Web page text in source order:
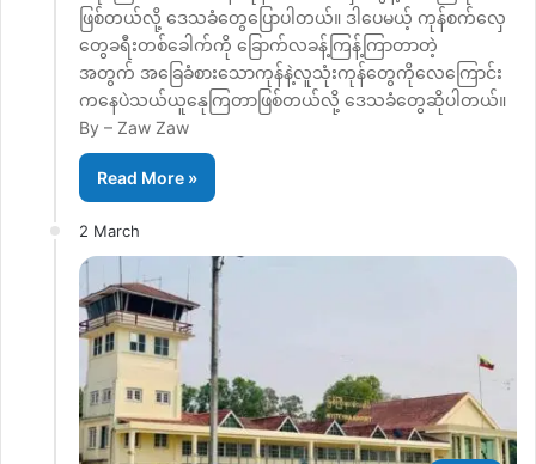
ဖြစ်တယ်လို့ ဒေသခံတွေပြောပါတယ်။ ဒါပေမယ့် ကုန်စက်လှေ
တွေခရီးတစ်ခေါက်ကို ခြောက်လခန့်ကြန့်ကြာတာတဲ့
အတွက် အခြေခံစားသောကုန်နဲ့လူသုံးကုန်တွေကိုလေကြောင်း
ကနေပဲသယ်ယူနေုကြတာဖြစ်တယ်လို့ ဒေသခံတွေဆိုပါတယ်။
By – Zaw Zaw
Read More »
2 March